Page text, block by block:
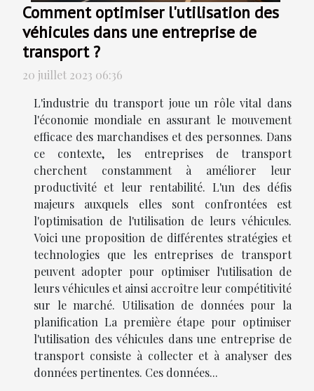
Comment optimiser l'utilisation des
véhicules dans une entreprise de
transport ?
20 juillet 2023 06:36
L'industrie du transport joue un rôle vital dans
l'économie mondiale en assurant le mouvement
efficace des marchandises et des personnes. Dans
ce contexte, les entreprises de transport
cherchent constamment à améliorer leur
productivité et leur rentabilité. L'un des défis
majeurs auxquels elles sont confrontées est
l'optimisation de l'utilisation de leurs véhicules.
Voici une proposition de différentes stratégies et
technologies que les entreprises de transport
peuvent adopter pour optimiser l'utilisation de
leurs véhicules et ainsi accroître leur compétitivité
sur le marché. Utilisation de données pour la
planification La première étape pour optimiser
l'utilisation des véhicules dans une entreprise de
transport consiste à collecter et à analyser des
données pertinentes. Ces données...